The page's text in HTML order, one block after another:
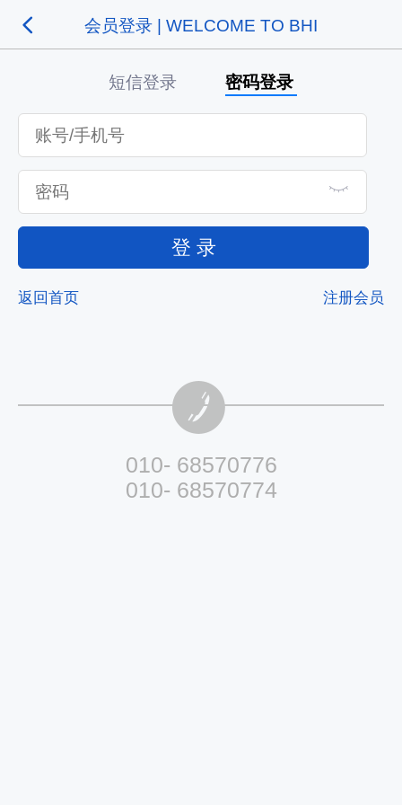
会员登录 | WELCOME TO BHI
短信登录 密码登录
登 录
返回首页 注册会员
010- 68570776
010- 68570774